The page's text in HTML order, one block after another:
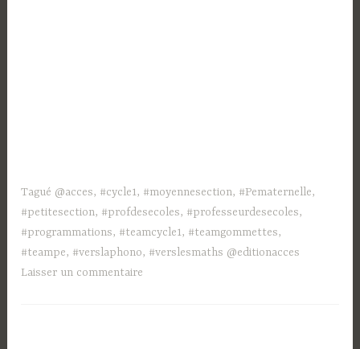
Tagué @acces, #cycle1, #moyennesection, #Pematernelle,
#petitesection, #profdesecoles, #professeurdesecoles,
#programmations, #teamcycle1, #teamgommettes,
#teampe, #verslaphono, #verslesmaths @editionacces
Laisser un commentaire